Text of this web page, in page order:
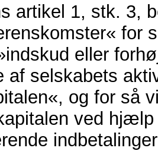
artikel 1, stk. 3,
for
eller
af selskabets
og for så
ved